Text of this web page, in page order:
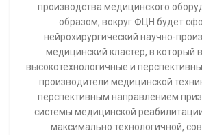
производства медицинского
образом, вокруг ФЦН будет
нейрохирургический научно-
медицинский кластер, в который
высокотехнологичные и
производители медицинской
перспективным направлением
системы медицинской
максимально технологичной,